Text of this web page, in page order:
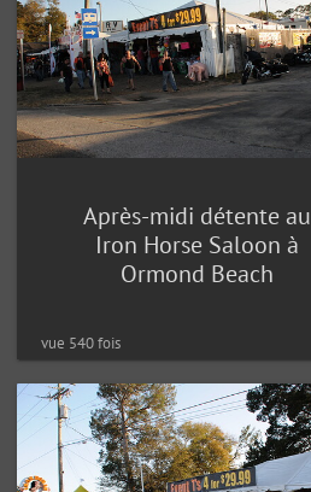
Après-midi détente au
Iron Horse Saloon à
Ormond Beach
vue 540 fois